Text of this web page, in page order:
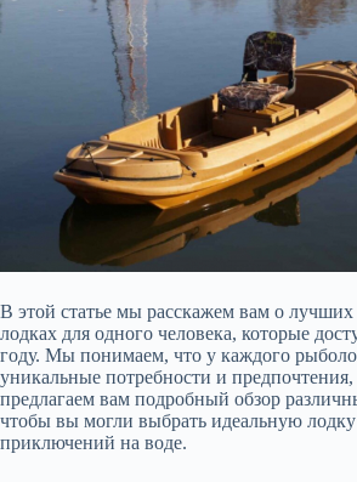
В этой статье мы расскажем вам о
лодках для одного человека, которые
году. Мы понимаем, что у каждого
уникальные потребности и
предлагаем вам подробный обзор
чтобы вы могли выбрать идеальную
приключений на воде.